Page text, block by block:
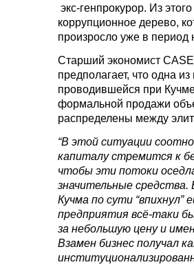
экс-генпрокурор. Из
коррупционное дерево,
произросло уже в период
Старший экономист
предполагает, что одна
проводившейся при
формальной продажи
распределены между
“В этой ситуации
капиталу стремится к
чтобы эти потоки
значительные
Кучма по сути
предприятия всё-таки
за небольшую цену и
Взамен бизнес получал